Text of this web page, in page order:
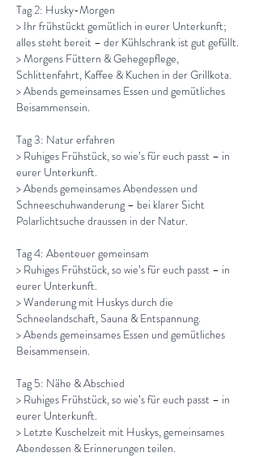
Tag 2: Husky-Morgen
> Ihr frühstückt gemütlich in eurer Unterkunft;
alles steht bereit – der Kühlschrank ist gut gefüllt.
> Morgens Füttern & Gehegepflege,
Schlittenfahrt, Kaffee & Kuchen in der Grillkota.
> Abends gemeinsames Essen und gemütliches
Beisammensein.
Tag 3: Natur erfahren
> Ruhiges Frühstück, so wie’s für euch passt – in
eurer Unterkunft.
> Abends gemeinsames Abendessen und
Schneeschuhwanderung – bei klarer Sicht
Polarlichtsuche draussen in der Natur.
Tag 4: Abenteuer gemeinsam
> Ruhiges Frühstück, so wie’s für euch passt – in
eurer Unterkunft.
> Wanderung mit Huskys durch die
Schneelandschaft, Sauna & Entspannung.
> Abends gemeinsames Essen und gemütliches
Beisammensein.
Tag 5: Nähe & Abschied
> Ruhiges Frühstück, so wie’s für euch passt – in
eurer Unterkunft.
> Letzte Kuschelzeit mit Huskys, gemeinsames
Abendessen & Erinnerungen teilen.